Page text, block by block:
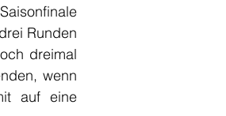
Runden
dreimal
wenn
auf eine